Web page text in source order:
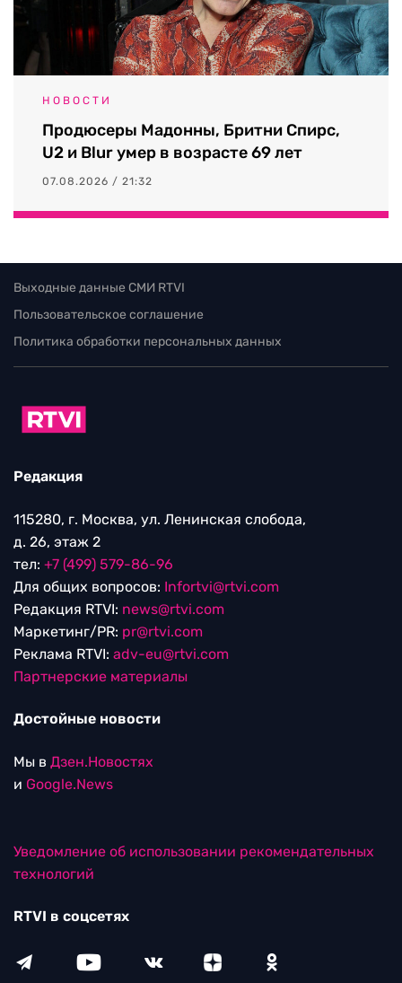
НОВОСТИ
Продюсеры Мадонны, Бритни Спирс,
U2 и Blur умер в возрасте 69 лет
07.08.2026 / 21:32
Выходные данные СМИ RTVI
Пользовательское соглашение
Политика обработки персональных данных
Редакция
115280, г. Москва, ул. Ленинская слобода,
д. 26, этаж 2
тел: +7 (499) 579-86-96
Для общих вопросов: Infortvi@rtvi.com
Редакция RTVI: news@rtvi.com
Маркетинг/PR: pr@rtvi.com
Реклама RTVI: adv-eu@rtvi.com
Партнерские материалы
Достойные новости
Мы в Дзен.Новостях
и Google.News
Уведомление об использовании рекомендательных
технологий
RTVI в соцсетях